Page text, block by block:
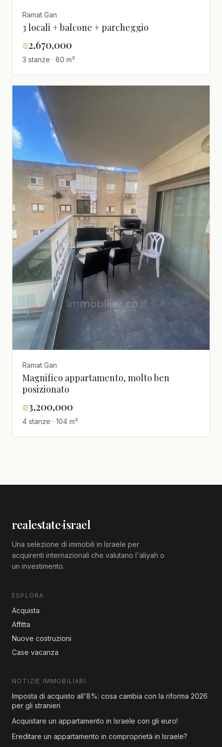
Ramat Gan
3 locali + balcone + parcheggio
₪2,670,000
3 stanze · 80 m²
Ramat Gan
Magnifico appartamento, molto ben
posizionato
₪3,200,000
4 stanze · 104 m²
realestate·israel
Una selezione di immobili in Israele per
acquirenti internazionali che valutano l'aliyah o
un investimento.
ESPLORA
Acquista
Affitta
Nuove costruzioni
Case vacanza
NOTIZIE IMMOBILIARI
Imposta di acquisto all'8%: cosa cambia con la riforma 2026
per gli stranieri
Acquistare un appartamento in Israele con gli euro!
Ereditare un appartamento in comproprietà in Israele?